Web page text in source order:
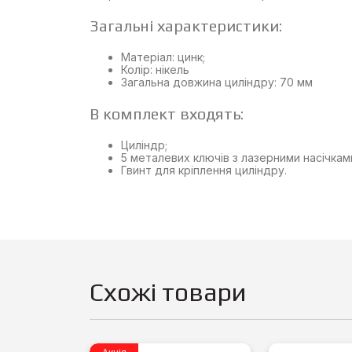
Загальні характеристики:
Матеріал: цинк;
Колір: нікель
Загальна довжина циліндру: 70 мм
В комплект входять:
Циліндр;
5 металевих ключів з лазерними
Гвинт для кріплення циліндру.
Схожі товари